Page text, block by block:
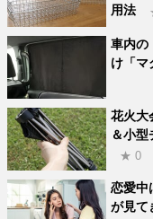
用法
車内の
け「マ
花火大
＆小
★ 0
恋愛中
が見て